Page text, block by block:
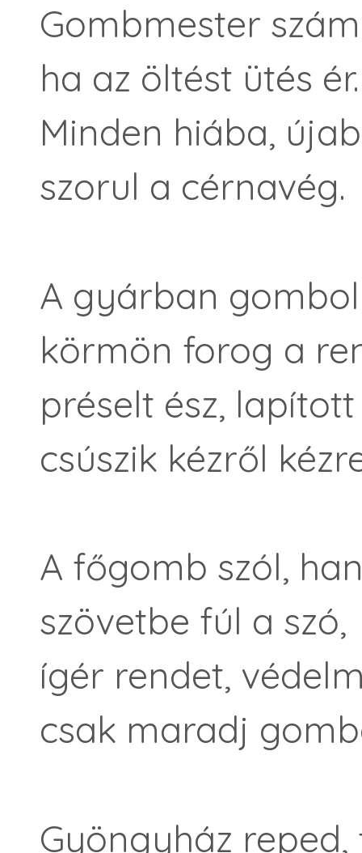
Gombmester
ha az öltést ütés ér.
Minden hiába,
szorul a cérnavég.
A gyárban
körmön forog a
préselt ész,
csúszik kézről
A főgomb szól,
szövetbe fúl a szó,
ígér rendet,
csak maradj
Gyöngyház